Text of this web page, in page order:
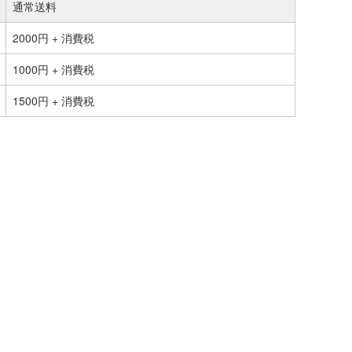
通常送料
2000円 + 消費税
1000円 + 消費税
1500円 + 消費税